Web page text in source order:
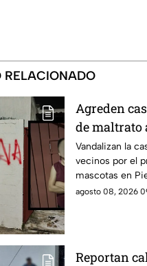
RELACIONADO
Agreden
de maltrato
así quedó
Vandalizan la
vecinos por el
mascotas en
hecho virales.
agosto 08, 2026
Reportan